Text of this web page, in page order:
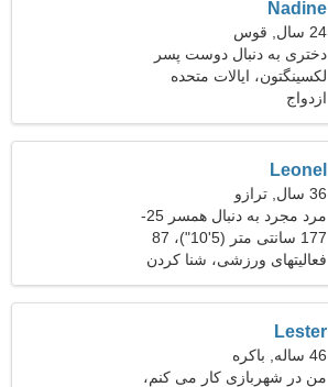
Nadine
24 سال, قوس
دختری به دنبال دوست پسر
لکسینگتون، ایالات متحده
آمریکا
ازدواج
Leonel
36 سال, ترازو
مرد مجرد به دنبال همسر 25-
34
177 سانتی متر (5'10")، 87
کیلوگرم (191 پوند)
فعالیتهای ورزشی، شنا كردن
Lester
46 ساله, باکره
من در شهربازی کار می کنم،